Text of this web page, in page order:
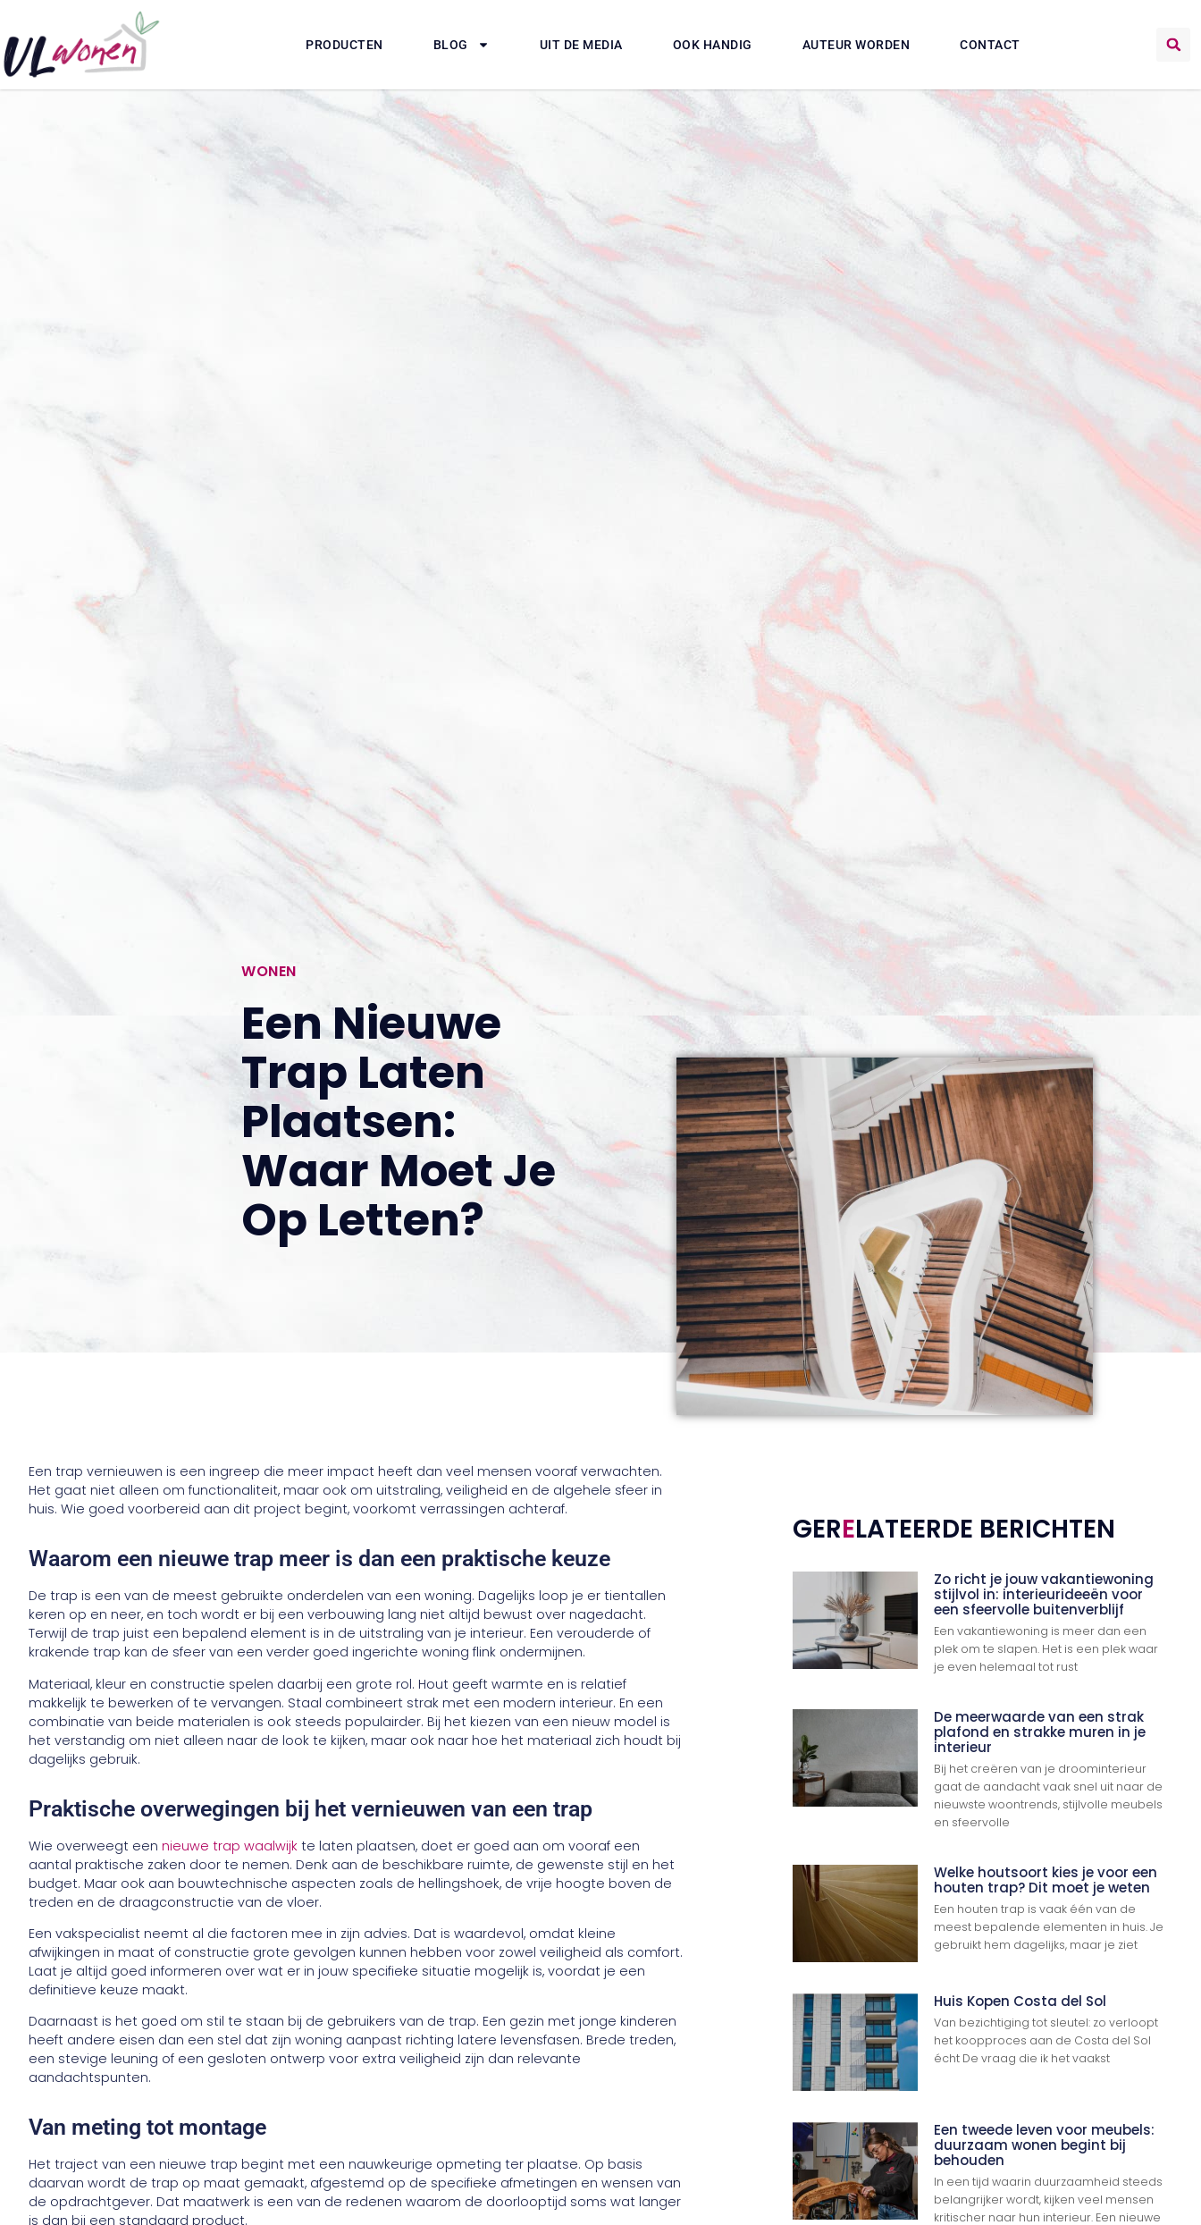
PRODUCTEN BLOG UIT DE MEDIA OOK HANDIG AUTEUR WORDEN CONTACT
WONEN
Een Nieuwe
Trap Laten
Plaatsen:
Waar Moet Je
Op Letten?
Een trap vernieuwen is een ingreep die meer impact heeft dan veel mensen vooraf verwachten.
Het gaat niet alleen om functionaliteit, maar ook om uitstraling, veiligheid en de algehele sfeer in
huis. Wie goed voorbereid aan dit project begint, voorkomt verrassingen achteraf.
Waarom een nieuwe trap meer is dan een praktische keuze
De trap is een van de meest gebruikte onderdelen van een woning. Dagelijks loop je er tientallen
keren op en neer, en toch wordt er bij een verbouwing lang niet altijd bewust over nagedacht.
Terwijl de trap juist een bepalend element is in de uitstraling van je interieur. Een verouderde of
krakende trap kan de sfeer van een verder goed ingerichte woning flink ondermijnen.
Materiaal, kleur en constructie spelen daarbij een grote rol. Hout geeft warmte en is relatief
makkelijk te bewerken of te vervangen. Staal combineert strak met een modern interieur. En een
combinatie van beide materialen is ook steeds populairder. Bij het kiezen van een nieuw model is
het verstandig om niet alleen naar de look te kijken, maar ook naar hoe het materiaal zich houdt bij
dagelijks gebruik.
Praktische overwegingen bij het vernieuwen van een trap
Wie overweegt eennieuwe trap waalwijk te laten plaatsen, doet er goed aan om vooraf een
aantal praktische zaken door te nemen. Denk aan de beschikbare ruimte, de gewenste stijl en het
budget. Maar ook aan bouwtechnische aspecten zoals de hellingshoek, de vrije hoogte boven de
treden en de draagconstructie van de vloer.
Een vakspecialist neemt al die factoren mee in zijn advies. Dat is waardevol, omdat kleine
afwijkingen in maat of constructie grote gevolgen kunnen hebben voor zowel veiligheid als comfort.
Laat je altijd goed informeren over wat er in jouw specifieke situatie mogelijk is, voordat je een
definitieve keuze maakt.
Daarnaast is het goed om stil te staan bij de gebruikers van de trap. Een gezin met jonge kinderen
heeft andere eisen dan een stel dat zijn woning aanpast richting latere levensfasen. Brede treden,
een stevige leuning of een gesloten ontwerp voor extra veiligheid zijn dan relevante
aandachtspunten.
Van meting tot montage
Het traject van een nieuwe trap begint met een nauwkeurige opmeting ter plaatse. Op basis
daarvan wordt de trap op maat gemaakt, afgestemd op de specifieke afmetingen en wensen van
de opdrachtgever. Dat maatwerk is een van de redenen waarom de doorlooptijd soms wat langer
is dan bij een standaard product.
GERELATEERDE BERICHTEN
Zo richt je jouw vakantiewoning
stijlvol in: interieurideeën voor
een sfeervolle buitenverblijf
Een vakantiewoning is meer dan een
plek om te slapen. Het is een plek waar
je even helemaal tot rust
De meerwaarde van een strak
plafond en strakke muren in je
interieur
Bij het creëren van je droominterieur
gaat de aandacht vaak snel uit naar de
nieuwste woontrends, stijlvolle meubels
en sfeervolle
Welke houtsoort kies je voor een
houten trap? Dit moet je weten
Een houten trap is vaak één van de
meest bepalende elementen in huis. Je
gebruikt hem dagelijks, maar je ziet
Huis Kopen Costa del Sol
Van bezichtiging tot sleutel: zo verloopt
het koopproces aan de Costa del Sol
écht De vraag die ik het vaakst
Een tweede leven voor meubels:
duurzaam wonen begint bij
behouden
In een tijd waarin duurzaamheid steeds
belangrijker wordt, kijken veel mensen
kritischer naar hun interieur. Een nieuwe